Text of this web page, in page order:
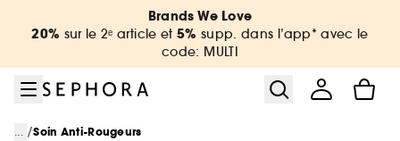
Aller au contenu principal
Aller au pied de pageBrands We Love
20% sur le 2ᵉ article et 5% supp. dans l’app* avec le
code: MULTI
... /Soin Anti-Rougeurs